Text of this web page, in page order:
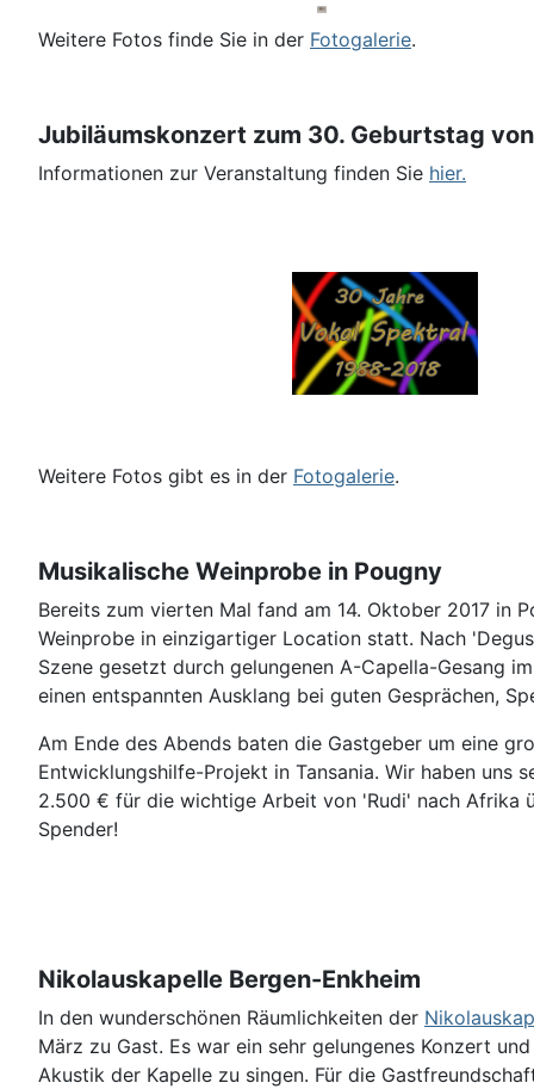
Weitere Fotos finde Sie in der Fotogalerie.
Jubiläumskonzert zum 30. Geburtstag
Informationen zur Veranstaltung finden Sie hier.
Weitere Fotos gibt es in der Fotogalerie.
Musikalische Weinprobe in Pougny
Bereits zum vierten Mal fand am 14. Oktober 2017 in
Weinprobe in einzigartiger Location statt. Nach
Szene gesetzt durch gelungenen A-Capella-Gesang
einen entspannten Ausklang bei guten Gesprächen,
Am Ende des Abends baten die Gastgeber um eine
Entwicklungshilfe-Projekt in Tansania. Wir haben uns
2.500 € für die wichtige Arbeit von 'Rudi' nach Afrika
Spender!
Nikolauskapelle Bergen-Enkheim
In den wunderschönen Räumlichkeiten der
März zu Gast. Es war ein sehr gelungenes Konzert
Akustik der Kapelle zu singen. Für die